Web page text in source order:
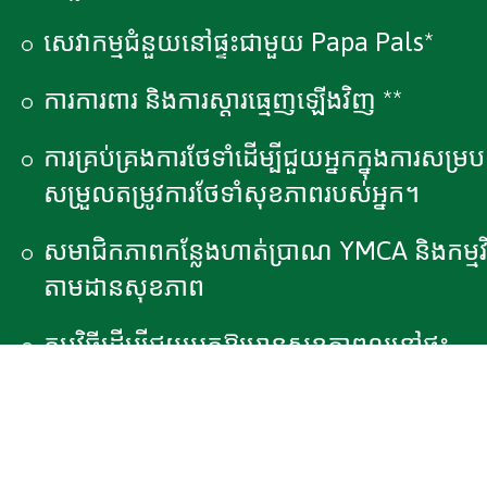
សេវាកម្មជំនួយនៅផ្ទះជាមួយ Papa Pals*
ការការពារ និងការស្តារធ្មេញឡើងវិញ **
ការគ្រប់គ្រងការថែទាំដើម្បីជួយអ្នកក្នុងការសម្រប
សម្រួលតម្រូវការថែទាំសុខភាពរបស់អ្នក។
សមាជិកភាពកន្លែងហាត់ប្រាណ YMCA និងកម្ម
តាមដានសុខភាព
កម្មវិធីដើម្បីជួយអ្នកឱ្យមានសុខភាពល្អនៅផ្ទះ